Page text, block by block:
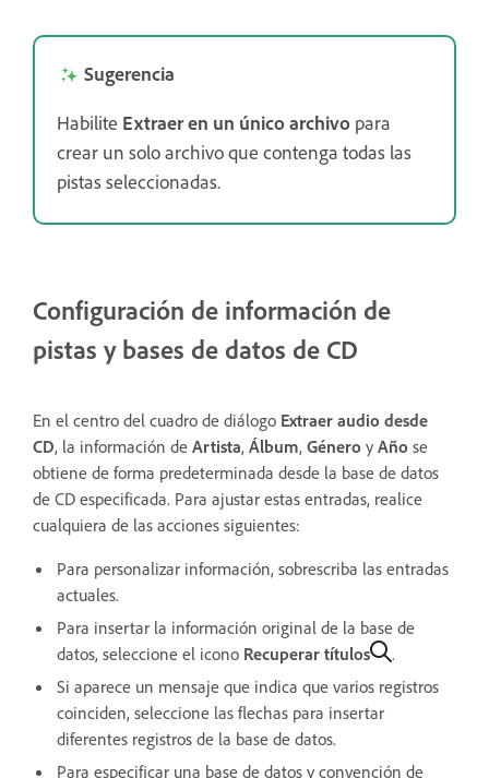
Sugerencia
Habilite Extraer en un único archivo para
crear un solo archivo que contenga todas las
pistas seleccionadas.
Configuración de información de
pistas y bases de datos de CD
En el centro del cuadro de diálogo Extraer audio desde
CD, la información de Artista, Álbum, Género y Año se
obtiene de forma predeterminada desde la base de datos
de CD especificada. Para ajustar estas entradas, realice
cualquiera de las acciones siguientes:
Para personalizar información, sobrescriba las entradas
actuales.
Para insertar la información original de la base de
datos, seleccione el icono Recuperar títulos
.
Si aparece un mensaje que indica que varios registros
coinciden, seleccione las flechas para insertar
diferentes registros de la base de datos.
Para especificar una base de datos y convención de